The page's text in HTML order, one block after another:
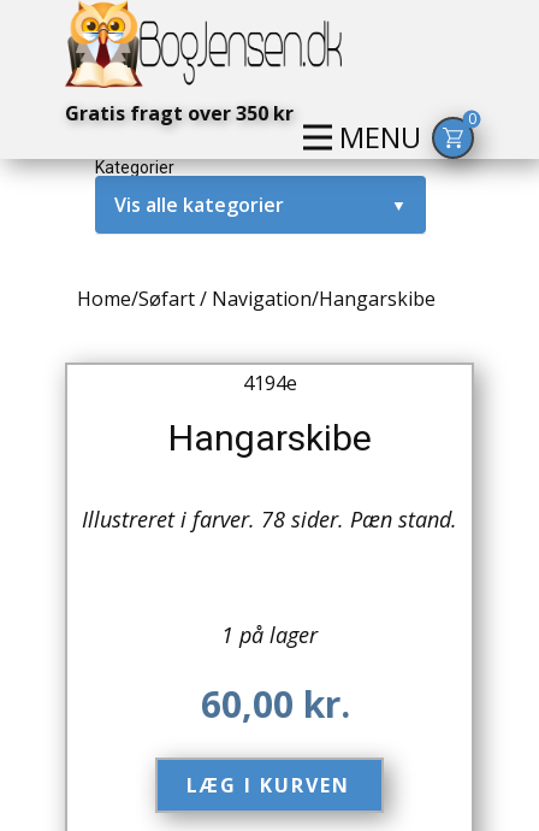
MENU
Gratis fragt over 350 kr 0
Kategorier
Vis alle kategorier ▼
Amerika / USA
Anden Verdenskrig
Antikke / Specielle Bøger
Arkæologi
Australien
Home/Søfart / Navigation/Hangarskibe
4194e
Hangarskibe
Illustreret i farver. 78 sider. Pæn stand.
1 på lager
60,00 kr.
LÆG I KURVEN​